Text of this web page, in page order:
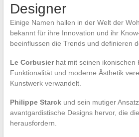
Designer
Einige Namen hallen in der Welt der
bekannt für ihre Innovation und ihr
beeinflussen die Trends und definieren
Le Corbusierhat mit seinen ikonischen
Funktionalität und moderne Ästhetik
Kunstwerk verwandelt.
Philippe Starckund sein mutiger
avantgardistische Designs hervor, die
herausfordern.